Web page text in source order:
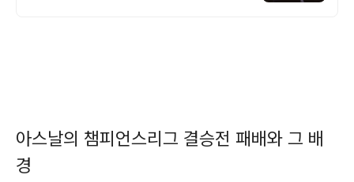
아스날의 챔피언스리그 결승전 패배와 그 배
경